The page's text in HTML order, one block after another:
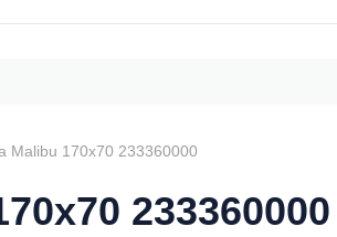
Malibu 170х70 233360000
233360000